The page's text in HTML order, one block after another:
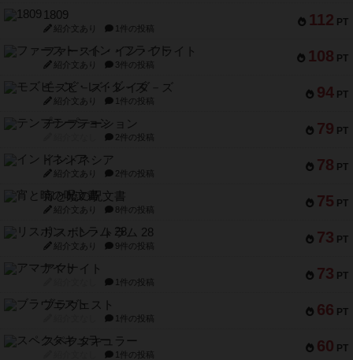
112 PT
1809
紹介文あり 1件の投稿
108 PT
ファースト・イン・フライト
紹介文あり 3件の投稿
94 PT
モズビ－ズ・レイダ－ズ
紹介文あり 1件の投稿
79 PT
テンプテーション
2件の投稿
78 PT
インドネシア
紹介文あり 2件の投稿
75 PT
宵と暁の呪文書
紹介文あり 8件の投稿
73 PT
リスボン・トラム 28
紹介文あり 9件の投稿
73 PT
アマナイト
1件の投稿
66 PT
ブラヴェスト
1件の投稿
60 PT
スペクタキュラー
1件の投稿